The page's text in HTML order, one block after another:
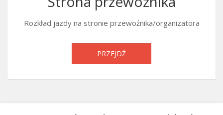
Rozkład jazdy na stronie przewoźnika/organizatora
PRZEJDŹ